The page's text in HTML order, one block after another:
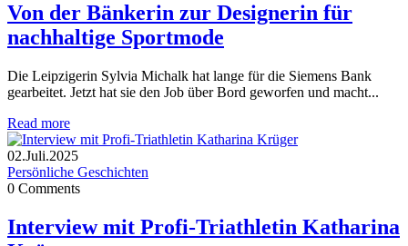
Von der Bänkerin zur Designerin für
nachhaltige Sportmode
Die Leipzigerin Sylvia Michalk hat lange für die Siemens Bank
gearbeitet. Jetzt hat sie den Job über Bord geworfen und macht...
Read more
02.Juli.2025
Persönliche Geschichten
0 Comments
Interview mit Profi-Triathletin Katharina